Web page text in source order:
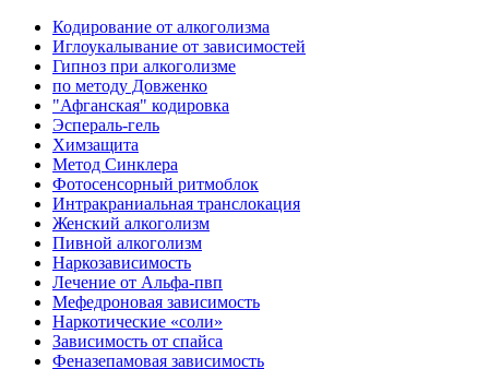
Кодирование от алкоголизма
Иглоукалывание от зависимостей
Гипноз при алкоголизме
по методу Довженко
"Афганская" кодировка
Эспераль-гель
Химзащита
Метод Синклера
Фотосенсорный ритмоблок
Интракраниальная транслокация
Женский алкоголизм
Пивной алкоголизм
Наркозависимость
Лечение от Альфа-пвп
Мефедроновая зависимость
Наркотические «соли»
Зависимость от спайса
Феназепамовая зависимость